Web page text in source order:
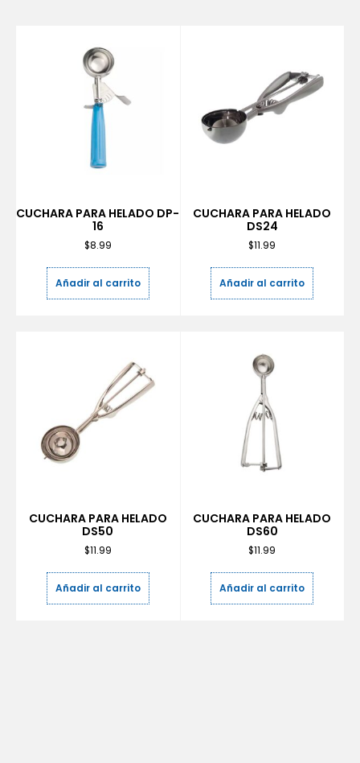
CUCHARA PARA HELADO DP-
16
$8.99
Añadir al carrito
CUCHARA PARA HELADO
DS24
$11.99
Añadir al carrito
CUCHARA PARA HELADO
DS50
$11.99
Añadir al carrito
CUCHARA PARA HELADO
DS60
$11.99
Añadir al carrito